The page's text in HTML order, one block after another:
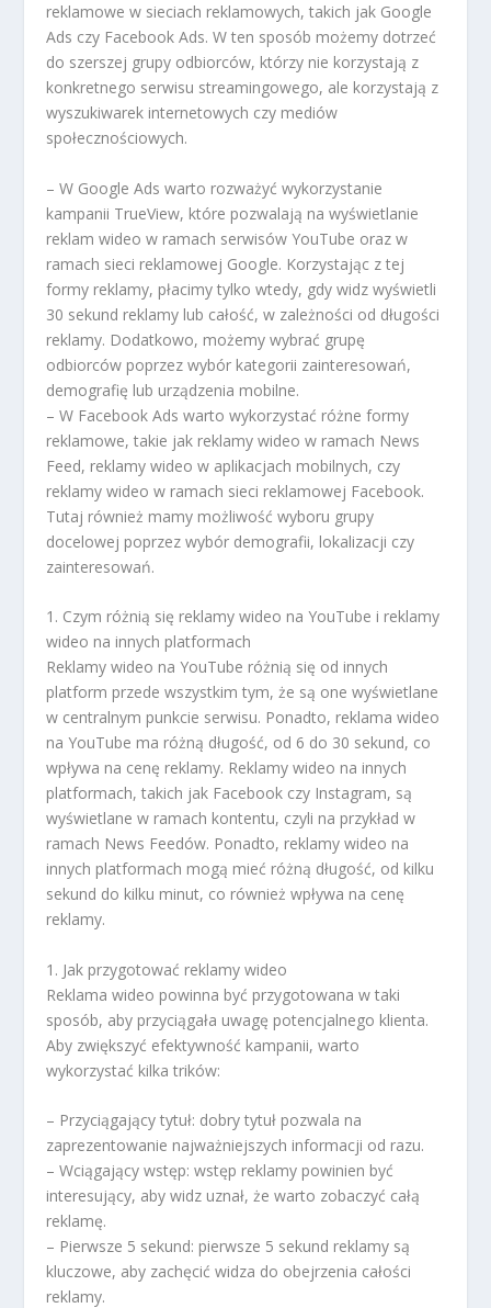
reklamowe w sieciach reklamowych, takich jak Google
Ads czy Facebook Ads. W ten sposób możemy dotrzeć
do szerszej grupy odbiorców, którzy nie korzystają z
konkretnego serwisu streamingowego, ale korzystają z
wyszukiwarek internetowych czy mediów
społecznościowych.
– W Google Ads warto rozważyć wykorzystanie
kampanii TrueView, które pozwalają na wyświetlanie
reklam wideo w ramach serwisów YouTube oraz w
ramach sieci reklamowej Google. Korzystając z tej
formy reklamy, płacimy tylko wtedy, gdy widz wyświetli
30 sekund reklamy lub całość, w zależności od długości
reklamy. Dodatkowo, możemy wybrać grupę
odbiorców poprzez wybór kategorii zainteresowań,
demografię lub urządzenia mobilne.
– W Facebook Ads warto wykorzystać różne formy
reklamowe, takie jak reklamy wideo w ramach News
Feed, reklamy wideo w aplikacjach mobilnych, czy
reklamy wideo w ramach sieci reklamowej Facebook.
Tutaj również mamy możliwość wyboru grupy
docelowej poprzez wybór demografii, lokalizacji czy
zainteresowań.
1. Czym różnią się reklamy wideo na YouTube i reklamy
wideo na innych platformach
Reklamy wideo na YouTube różnią się od innych
platform przede wszystkim tym, że są one wyświetlane
w centralnym punkcie serwisu. Ponadto, reklama wideo
na YouTube ma różną długość, od 6 do 30 sekund, co
wpływa na cenę reklamy. Reklamy wideo na innych
platformach, takich jak Facebook czy Instagram, są
wyświetlane w ramach kontentu, czyli na przykład w
ramach News Feedów. Ponadto, reklamy wideo na
innych platformach mogą mieć różną długość, od kilku
sekund do kilku minut, co również wpływa na cenę
reklamy.
1. Jak przygotować reklamy wideo
Reklama wideo powinna być przygotowana w taki
sposób, aby przyciągała uwagę potencjalnego klienta.
Aby zwiększyć efektywność kampanii, warto
wykorzystać kilka trików:
– Przyciągający tytuł: dobry tytuł pozwala na
zaprezentowanie najważniejszych informacji od razu.
– Wciągający wstęp: wstęp reklamy powinien być
interesujący, aby widz uznał, że warto zobaczyć całą
reklamę.
– Pierwsze 5 sekund: pierwsze 5 sekund reklamy są
kluczowe, aby zachęcić widza do obejrzenia całości
reklamy.